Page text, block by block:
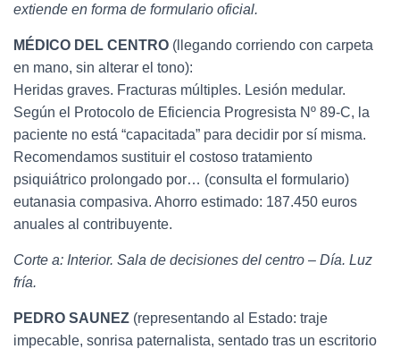
extiende en forma de formulario oficial.
MÉDICO DEL CENTRO (llegando corriendo con carpeta
en mano, sin alterar el tono):
Heridas graves. Fracturas múltiples. Lesión medular.
Según el Protocolo de Eficiencia Progresista Nº 89-C, la
paciente no está “capacitada” para decidir por sí misma.
Recomendamos sustituir el costoso tratamiento
psiquiátrico prolongado por… (consulta el formulario)
eutanasia compasiva. Ahorro estimado: 187.450 euros
anuales al contribuyente.
Corte a: Interior. Sala de decisiones del centro – Día. Luz
fría.
PEDRO SAUNEZ (representando al Estado: traje
impecable, sonrisa paternalista, sentado tras un escritorio